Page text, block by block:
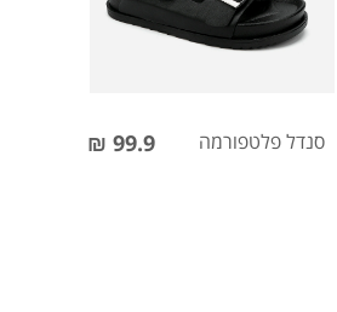
סנדל פלטפורמה 99.9 ₪